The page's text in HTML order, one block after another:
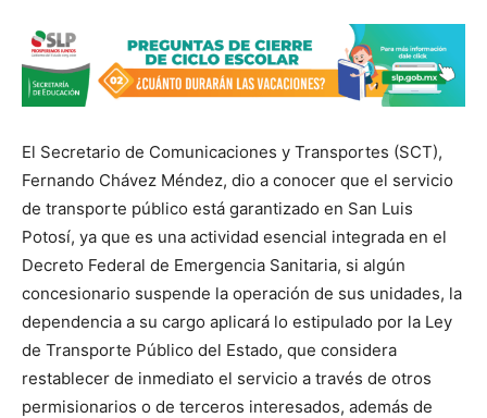
El Secretario de Comunicaciones y Transportes (SCT),
Fernando Chávez Méndez, dio a conocer que el servicio
de transporte público está garantizado en San Luis
Potosí, ya que es una actividad esencial integrada en el
Decreto Federal de Emergencia Sanitaria, si algún
concesionario suspende la operación de sus unidades, la
dependencia a su cargo aplicará lo estipulado por la Ley
de Transporte Público del Estado, que considera
restablecer de inmediato el servicio a través de otros
permisionarios o de terceros interesados, además de